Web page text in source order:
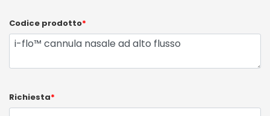
Codice prodotto*
Richiesta*